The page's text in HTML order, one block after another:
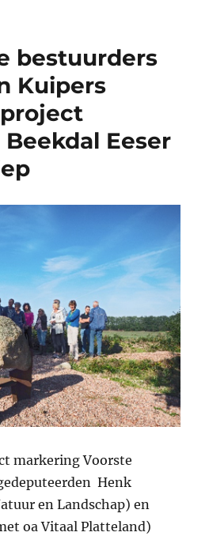
bestuurders
Kuipers
Eeser
markering Voorste
Henk
en Landschap) en
oa Vitaal Platteland)